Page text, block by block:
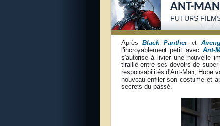
ANT-MAN
FUTURS
Après Black Pantheret
l'incroyablement petit avecAnt-
s'autorise à livrer une nouvelle
tiraillé entre ses devoirs de
responsabilités d'Ant-Man, Hope
nouveau enfiler son costume et
secrets du passé.